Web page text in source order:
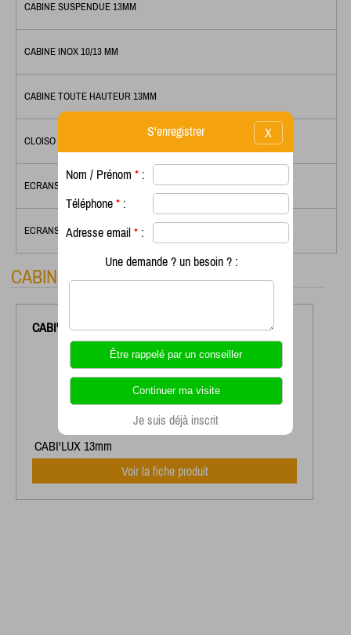
CABINE SUSPENDUE 13MM
CABINE INOX 10/13 MM
CABINE TOUTE HAUTEUR 13MM
CLOISO CONCEPT
ECRANS D'URINOIRS
ECRANS DÉSHABILLAGE DOUCHE
CABINE TOUTE HAUTEUR 13mm
CABI'LUX13MM
CABI'LUX 13mm
Voir la fiche produit
X
S'enregistrer
Nom / Prénom * :
Téléphone * :
Adresse email * :
Une demande ? un besoin ? :
Je suis déjà inscrit